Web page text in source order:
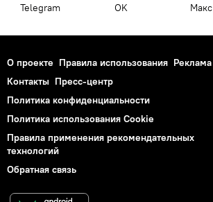
Telegram OK Макс
О проекте Правила использования Реклама
Контакты Пресс-центр
Политика конфиденциальности
Политика использования Cookie
Правила применения рекомендательных
технологий
Обратная связь